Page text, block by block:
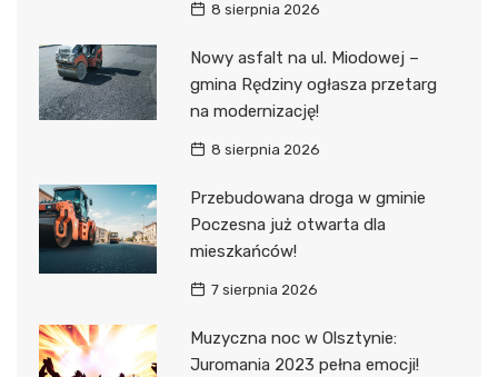
8 sierpnia 2026
Nowy asfalt na ul. Miodowej –
gmina Rędziny ogłasza przetarg
na modernizację!
8 sierpnia 2026
Przebudowana droga w gminie
Poczesna już otwarta dla
mieszkańców!
7 sierpnia 2026
Muzyczna noc w Olsztynie:
Juromania 2023 pełna emocji!